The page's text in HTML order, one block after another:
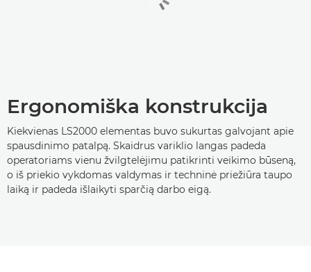
Ergonomiška konstrukcija
Kiekvienas LS2000 elementas buvo sukurtas galvojant apie
spausdinimo patalpą. Skaidrus variklio langas padeda
operatoriams vienu žvilgtelėjimu patikrinti veikimo būseną,
o iš priekio vykdomas valdymas ir techninė priežiūra taupo
laiką ir padeda išlaikyti sparčią darbo eigą.